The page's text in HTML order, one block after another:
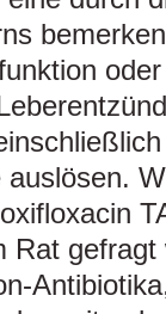
Rat gefragt